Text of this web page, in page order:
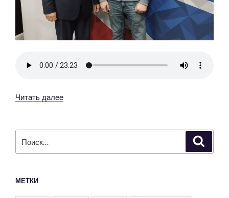
Читать далее«Интервью
онкологом
Святителя
МЕТКИ